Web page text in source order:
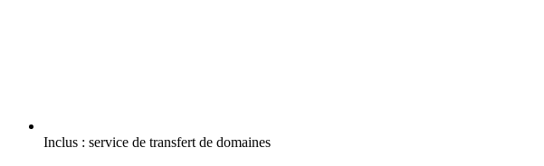
Inclus : service de transfert de domaines